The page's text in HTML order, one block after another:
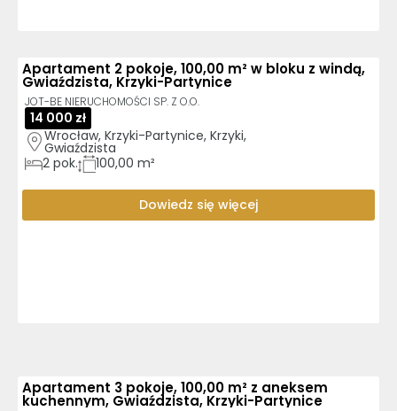
Apartament 2 pokoje, 100,00 m² w bloku z windą,
Gwiaździsta, Krzyki-Partynice
JOT-BE NIERUCHOMOŚCI SP. Z O.O.
14 000 zł
Wrocław, Krzyki-Partynice, Krzyki,
Gwiaździsta
2 pok. 100,00 m²
Dowiedz się więcej
Apartament 3 pokoje, 100,00 m² z aneksem
kuchennym, Gwiaździsta, Krzyki-Partynice